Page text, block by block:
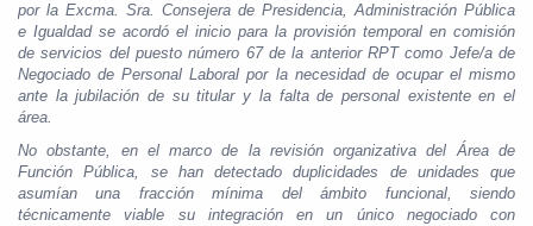
por la Excma. Sra. Consejera de Presidencia, Administración Pública
e Igualdad se acordó el inicio para la provisión temporal en comisión
de servicios del puesto número 67 de la anterior RPT como Jefe/a de
Negociado de Personal Laboral por la necesidad de ocupar el mismo
ante la jubilación de su titular y la falta de personal existente en el
área.
No obstante, en el marco de la revisión organizativa del Área de
Función Pública, se han detectado duplicidades de unidades que
asumían una fracción mínima del ámbito funcional, siendo
técnicamente viable su integración en un único negociado con